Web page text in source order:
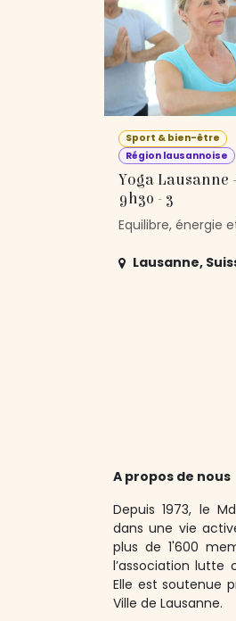
Sport & bien-être
Région lausannoise
Yoga Lausanne
9h30 - 3
Equilibre, énergie
Lausanne,
A propos de nous
Depuis 1973, le
dans une vie
plus de 1'600
l’association lutte
Elle est soutenue
Ville de Lausanne.